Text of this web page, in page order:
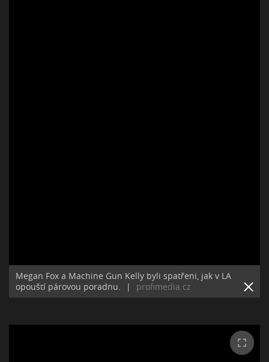
Megan Fox a Machine Gun Kelly byli spatřeni, jak v LA
opouští párovou poradnu.
| profimedia.cz